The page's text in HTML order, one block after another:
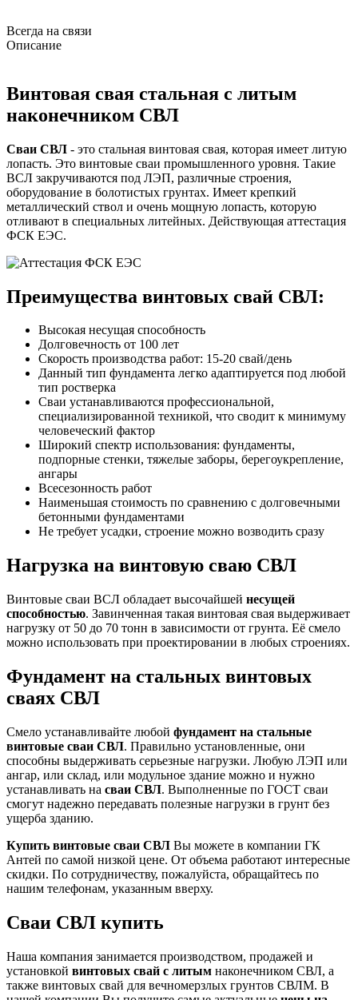
Всегда на связи
Описание
Винтовая свая стальная с литым
наконечником СВЛ
Сваи СВЛ - это стальная винтовая свая, которая имеет литую
лопасть. Это винтовые сваи промышленного уровня. Такие
ВСЛ закручиваются под ЛЭП, различные строения,
оборудование в болотистых грунтах. Имеет крепкий
металлический ствол и очень мощную лопасть, которую
отливают в специальных литейных. Действующая аттестация
ФСК ЕЭС.
Преимущества винтовых свай СВЛ:
Высокая несущая способность
Долговечность от 100 лет
Скорость производства работ: 15-20 свай/день
Данный тип фундамента легко адаптируется под любой
тип ростверка
Сваи устанавливаются профессиональной,
специализированной техникой, что сводит к минимуму
человеческий фактор
Широкий спектр использования: фундаменты,
подпорные стенки, тяжелые заборы, берегоукрепление,
ангары
Всесезонность работ
Наименьшая стоимость по сравнению с долговечными
бетонными фундаментами
Не требует усадки, строение можно возводить сразу
Нагрузка на винтовую сваю СВЛ
Винтовые сваи ВСЛ обладает высочайшей несущей
способностью. Завинченная такая винтовая свая выдерживает
нагрузку от 50 до 70 тонн в зависимости от грунта. Её смело
можно использовать при проектировании в любых строениях.
Фундамент на стальных винтовых
сваях СВЛ
Смело устанавливайте любой фундамент на стальные
винтовые сваи СВЛ. Правильно установленные, они
способны выдерживать серьезные нагрузки. Любую ЛЭП или
ангар, или склад, или модульное здание можно и нужно
устанавливать на сваи СВЛ. Выполненные по ГОСТ сваи
смогут надежно передавать полезные нагрузки в грунт без
ущерба зданию.
Купить винтовые сваи СВЛ Вы можете в компании ГК
Антей по самой низкой цене. От объема работают интересные
скидки. По сотрудничеству, пожалуйста, обращайтесь по
нашим телефонам, указанным вверху.
Сваи СВЛ купить
Наша компания занимается производством, продажей и
установкой винтовых свай с литым наконечником СВЛ, а
также винтовых свай для вечномерзлых грунтов СВЛМ. В